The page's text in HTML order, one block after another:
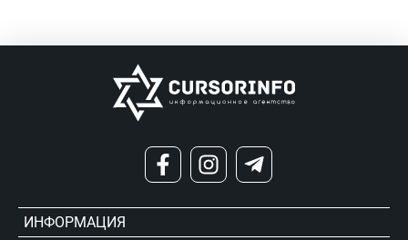
ИНФОРМАЦИЯ